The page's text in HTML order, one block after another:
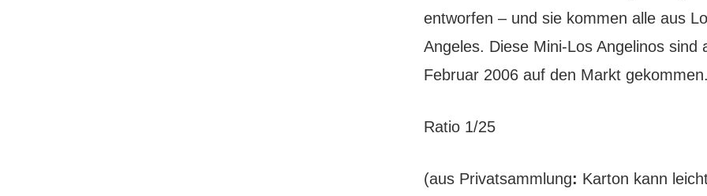
entworfen – und sie kommen alle aus
Angeles. Diese Mini-Los Angelinos sind
Februar 2006 auf den Markt gekommen.
Ratio 1/25
(aus Privatsammlung: Karton kann